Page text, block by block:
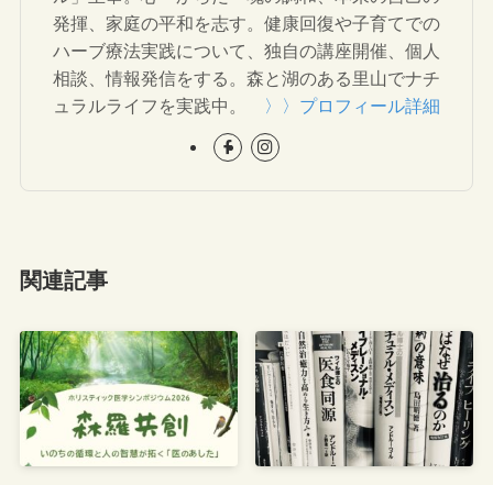
発揮、家庭の平和を志す。健康回復や子育てでの
ハーブ療法実践について、独自の講座開催、個人
相談、情報発信をする。森と湖のある里山でナチ
ュラルライフを実践中。
〉〉プロフィール詳細
関連記事